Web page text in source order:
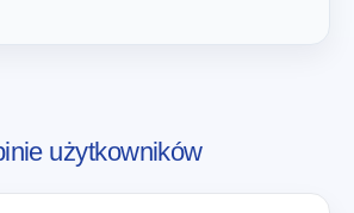
użytkowników